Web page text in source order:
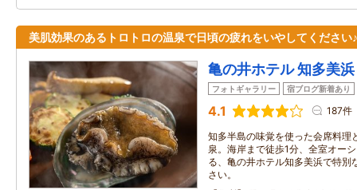
美肌効果のあるトロトロの温泉で日頃の疲れをいやしてください♪
亀の井ホテル 知多美浜
フォトギャラリー 宿ブログ新着あり
4.1 187件
知多半島の味覚を使った会席料理
泉。海岸まで徒歩1分、全室オー
る、亀の井ホテル知多美浜で特別
さい。